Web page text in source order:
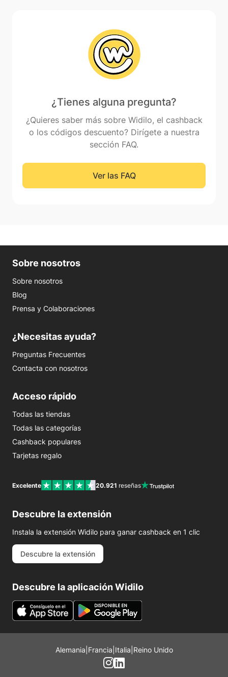
¿Tienes alguna pregunta?
¿Quieres saber más sobre Widilo, el cashback
o los códigos descuento? Dirígete a nuestra
sección FAQ.
Ver las FAQ
Sobre nosotros
Sobre nosotros
Blog
Prensa y Colaboraciones
¿Necesitas ayuda?
Preguntas Frecuentes
Contacta con nosotros
Acceso rápido
Todas las tiendas
Todas las categorías
Cashback populares
Tarjetas regalo
Excelente 20.921 reseñas
Descubre la extensión
Instala la extensión Widilo para ganar cashback en 1 clic
Descubre la extensión
Descubre la aplicación Widilo
Alemania Francia Italia Reino Unido